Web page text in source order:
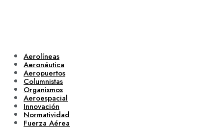
Aerolíneas
Aeronáutica
Aeropuertos
Columnistas
Organismos
Aeroespacial
Innovación
Normatividad
Fuerza Aérea